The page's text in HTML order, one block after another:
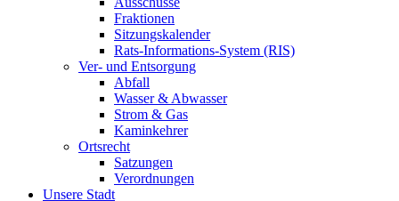
Fraktionen
Sitzungskalender
Rats-Informations-System (RIS)
Ver- und Entsorgung
Abfall
Wasser & Abwasser
Strom & Gas
Kaminkehrer
Ortsrecht
Satzungen
Verordnungen
Unsere Stadt